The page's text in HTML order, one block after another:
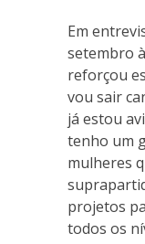
Em
setembro
reforçou
vou sair
já estou
tenho um
mulheres
projetos
todos os